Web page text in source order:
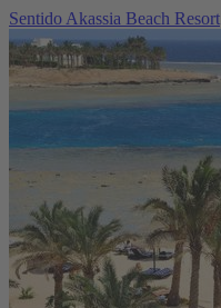
Sentido Akassia Beach Resort